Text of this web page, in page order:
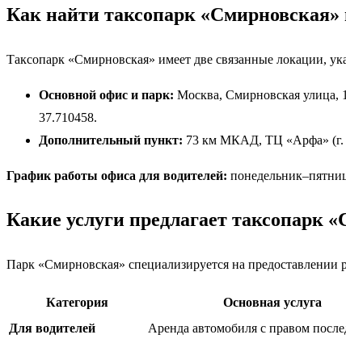
Как найти таксопарк
Таксопарк «Смирновская» имеет две связанные локации,
Основной офис и парк: Москва, Смирновская улица,
37.710458.
Дополнительный пункт: 73 км МКАД, ТЦ «Арфа» (г.
График работы офиса для водителей:
Какие услуги предлагает
Парк «Смирновская» специализируется на
Категория Основная услуга
Для водителей
Аренда автомобиля с правом